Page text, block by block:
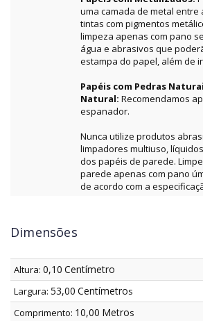
uma camada de metal entre
tintas com pigmentos
limpeza apenas com pano
água e abrasivos que
estampa do papel, além de
Papéis com Pedras
Natural: Recomendamos
espanador.
Nunca utilize produtos
limpadores multiuso,
dos papéis de parede.
parede apenas com pano
de acordo com a
Dimensões
Altura: 0,10 Centímetro
Largura: 53,00 Centímetros
Comprimento: 10,00 Metros